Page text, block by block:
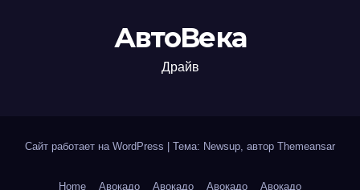
АвтоВека
Драйв
Сайт работает на WordPress Тема: Newsup, автор Themeansar
Home Авокадо Авокадо Авокадо Авокадо